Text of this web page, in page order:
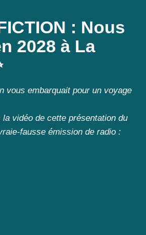
: Nous
2028 à La
vous embarquait pour un voyage
vidéo de cette présentation du
fausse émission de radio :